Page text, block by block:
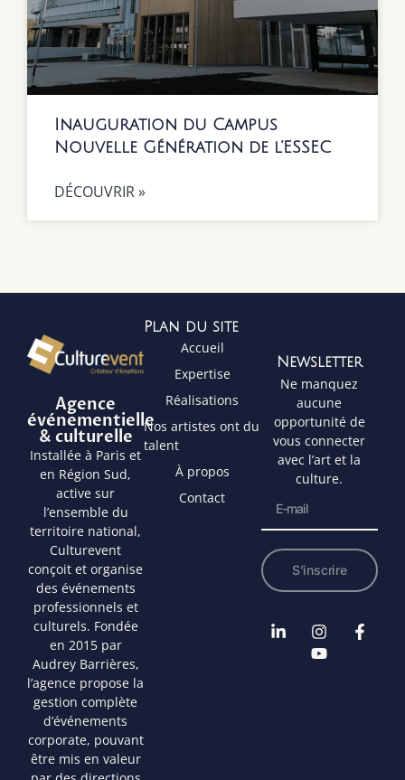
Inauguration du Campus
Nouvelle Génération de l’ESSEC
DÉCOUVRIR »
Agence
événementielle
& culturelle
Installée à Paris et
en Région Sud,
active sur
l’ensemble du
territoire national,
Culturevent
conçoit et organise
des événements
professionnels et
culturels. Fondée
en 2015 par
Audrey Barrières,
l’agence propose la
gestion complète
d’événements
corporate, pouvant
être mis en valeur
Plan du site
Accueil
Expertise
Réalisations
Nos artistes ont du
talent
À propos
Contact
Newsletter
Ne manquez
aucune
opportunité de
vous connecter
avec l’art et la
culture.
S’inscrire